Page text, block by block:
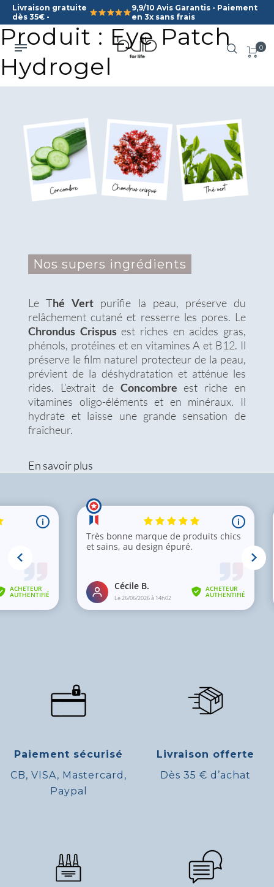
Livraison gratuite
dès 35€ -
9,9/10 Avis Garantis - Paiement
en 3x sans frais
0
Produit : Eye Patch
Hydrogel
Nos supers ingrédients
Le Thé Vert purifie la peau, préserve du
relâchement cutané et resserre les pores. Le
Chrondus Crispusest riches en acides gras,
phénols, protéines et en vitamines A et B12. Il
préserve le film naturel protecteur de la peau,
prévient de la déshydratation et atténue les
rides. L’extrait de Concombre est riche en
vitamines oligo-éléments et en minéraux. Il
hydrate et laisse une grande sensation de
fraîcheur.
En savoir plus
Paiement sécurisé
CB, VISA, Mastercard,
Paypal
Livraison offerte
Dès 35 € d’achat